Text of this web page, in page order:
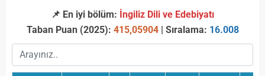
📌 En iyi bölüm: İngiliz Dili ve Edebiyatı
Taban Puan (2025): 415,05904| Sıralama: 16.008